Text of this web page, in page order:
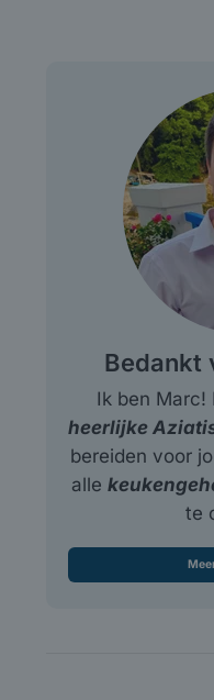
Bedankt
Ik ben Marc!
heerlijke
bereiden voor
alle
te